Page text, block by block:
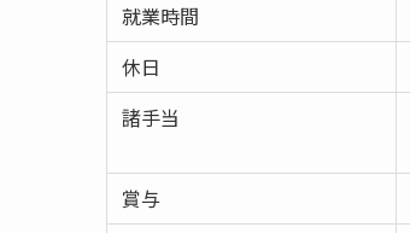
就業時間
休日
諸手当
賞与